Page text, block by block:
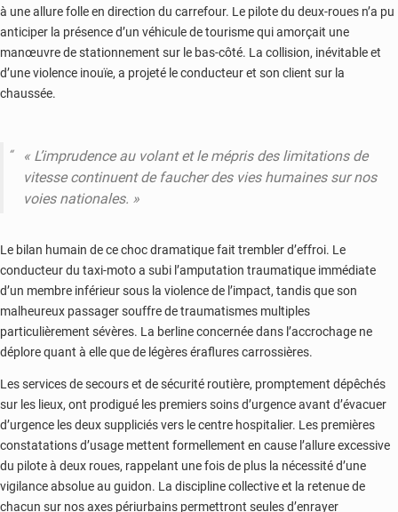
à une allurefolleen direction du carrefour. Le pilote du deux-roues n’a pu
anticiper la présence d’un véhicule de tourisme qui amorçait une
manœuvre de stationnement sur le bas-côté. La collision, inévitable et
d’une violence inouïe, a projeté le conducteur et son client sur la
chaussée.
« L’imprudence au volant et le mépris des limitations de
vitesse continuent de faucher des vies humaines sur nos
voies nationales. »
Le bilan humain de ce choc dramatique fait trembler d’effroi. Le
conducteur du taxi-moto a subi l’amputation traumatique immédiate
d’un membre inférieur sous la violence de l’impact, tandis que son
malheureux passager souffre de traumatismes multiples
particulièrement sévères. La berline concernée dans l’accrochage ne
déplore quant à elle que de légères éraflures carrossières.
Les services de secours et de sécurité routière, promptement dépêchés
sur les lieux, ont prodigué les premiers soins d’urgence avant d’évacuer
d’urgence les deux suppliciés vers le centre hospitalier. Les premières
constatations d’usage mettent formellement en cause l’allure excessive
du pilote à deux roues, rappelant une fois de plus la nécessité d’une
vigilance absolue au guidon. La discipline collective et la retenue de
chacun sur nos axes périurbains permettront seules d’enrayer